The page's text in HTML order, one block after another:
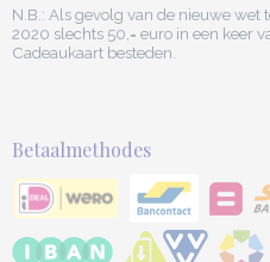
N.B.: Als gevolg van de nieuwe wet
2020 slechts 50,= euro in een keer
Cadeaukaart besteden.
Betaalmethodes